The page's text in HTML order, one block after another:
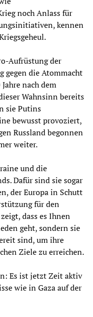
noch Anlass für
kennen
Aufrüstung der
gegen die Atommacht
nach dem
Wahnsinn bereits
sie Putins
bewusst provoziert,
Russland begonnen
weiter.
und die
Dafür sind sie sogar
der Europa in Schutt
für den
dass es Ihnen
geht, sondern sie
sind, um ihre
Ziele zu erreichen.
Es ist jetzt Zeit aktiv
wie in Gaza auf der